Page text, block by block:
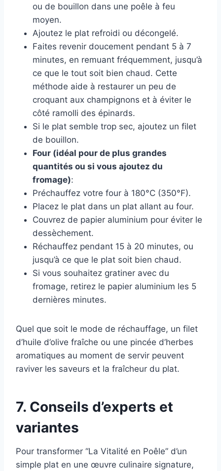
ou de bouillon dans une poêle à feu
moyen.
Ajoutez le plat refroidi ou décongelé.
Faites revenir doucement pendant 5 à 7
minutes, en remuant fréquemment, jusqu’à
ce que le tout soit bien chaud. Cette
méthode aide à restaurer un peu de
croquant aux champignons et à éviter le
côté ramolli des épinards.
Si le plat semble trop sec, ajoutez un filet
de bouillon.
Four (idéal pour de plus grandes
quantités ou si vous ajoutez du
fromage):
Préchauffez votre four à 180°C (350°F).
Placez le plat dans un plat allant au four.
Couvrez de papier aluminium pour éviter le
dessèchement.
Réchauffez pendant 15 à 20 minutes, ou
jusqu’à ce que le plat soit bien chaud.
Si vous souhaitez gratiner avec du
fromage, retirez le papier aluminium les 5
dernières minutes.
Quel que soit le mode de réchauffage, un filet
d’huile d’olive fraîche ou une pincée d’herbes
aromatiques au moment de servir peuvent
raviver les saveurs et la fraîcheur du plat.
7. Conseils d’experts et
variantes
Pour transformer “La Vitalité en Poêle” d’un
simple plat en une œuvre culinaire signature,